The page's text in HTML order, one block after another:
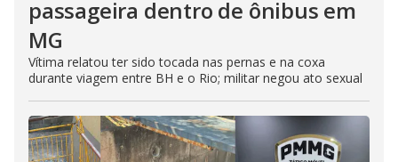
passageira dentro de ônibus em
MG
Vítima relatou ter sido tocada nas pernas e na coxa
durante viagem entre BH e o Rio; militar negou ato sexual